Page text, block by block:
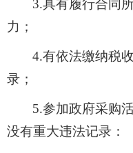
3.具有履行合同
力；
4.有依法缴纳税
录；
5.参加政府采购
没有重大违法记录：